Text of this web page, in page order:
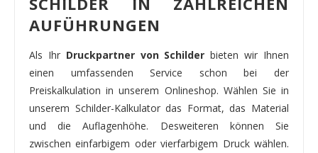
AUFÜHRUNGEN
Als Ihr Druckpartner von Schilderbieten wir Ihnen
einen umfassenden Service schon bei der
Preiskalkulation in unserem Onlineshop. Wählen Sie in
unserem Schilder-Kalkulator das Format, das Material
und die Auflagenhöhe. Desweiteren können Sie
zwischen einfarbigem oder vierfarbigem Druck wählen.